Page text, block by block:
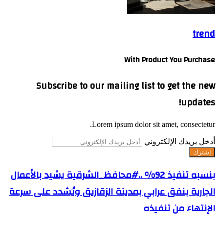
trend
With Product You Purchase
Subscribe to our mailing list to get the new
updates!
Lorem ipsum dolor sit amet, consectetur.
أدخل بريدك الإلكتروني
بنسبه تنفيذ 92% ..#محافظ_الشرقية يشيد بالأعمال
الجارية بنفق عرابي بمدينة الزقازيق ويُشدد على سرعة
الإنتهاء من تنفيذه